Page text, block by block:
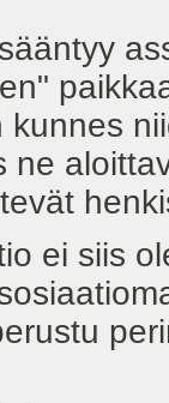
ne
siis ole